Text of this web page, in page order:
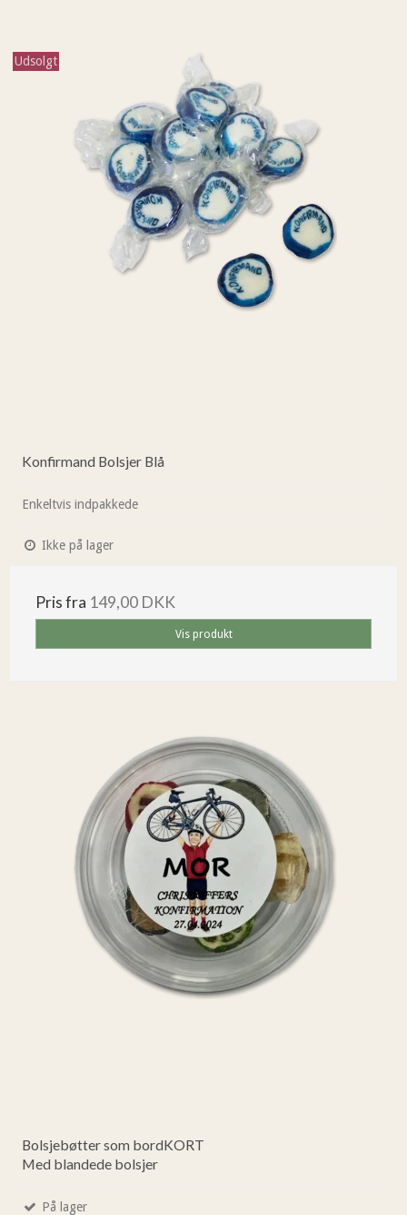
Udsolgt
Konfirmand Bolsjer Blå
Enkeltvis indpakkede
Ikke på lager
Pris fra 149,00 DKK
Vis produkt
Bolsjebøtter som bordKORT
Med blandede bolsjer
På lager